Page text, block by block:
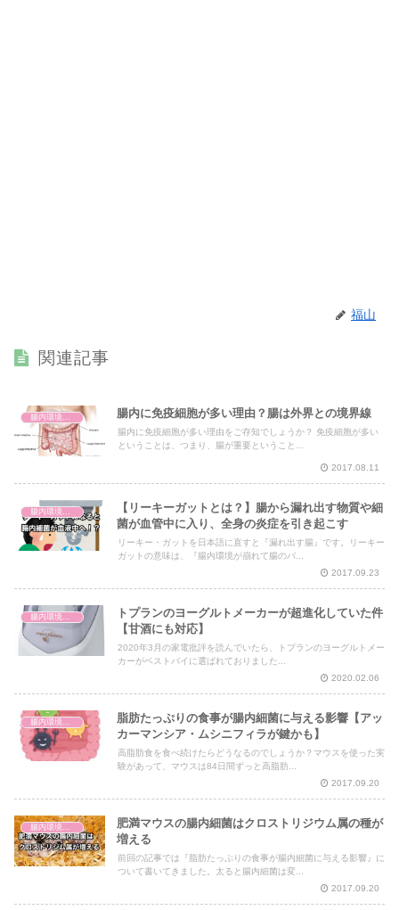
福山
関連記事
腸内環境と体の仕組み 腸内に免疫細胞が多い理由？腸は外界との境界線
腸内に免疫細胞が多い理由をご存知でしょうか？ 免疫細胞が多い
ということは、つまり、腸が重要ということ...
2017.08.11
腸内環境と体の仕組み
【リーキーガットとは？】腸から漏れ出す物質や細
菌が血管中に入り、全身の炎症を引き起こす
リーキー・ガットを日本語に直すと『漏れ出す腸』です。リーキー
ガットの意味は、『腸内環境が崩れて腸のバ...
2017.09.23
腸内環境と体の仕組み
トプランのヨーグルトメーカーが超進化していた件
【甘酒にも対応】
2020年3月の家電批評を読んでいたら、トプランのヨーグルトメー
カーがベストバイに選ばれておりました...
2020.02.06
脂肪たっぷりの食事が腸内細菌に与える影響【アッ
カーマンシア・ムシニフィラが鍵かも】
高脂肪食を食べ続けたらどうなるのでしょうか？マウスを使った実
験があって、マウスは84日間ずっと高脂肪...
2017.09.20
肥満マウスの腸内細菌はクロストリジウム属の種が
増える
前回の記事では『脂肪たっぷりの食事が腸内細菌に与える影響』に
ついて書いてきました。太ると腸内細菌は変...
2017.09.20